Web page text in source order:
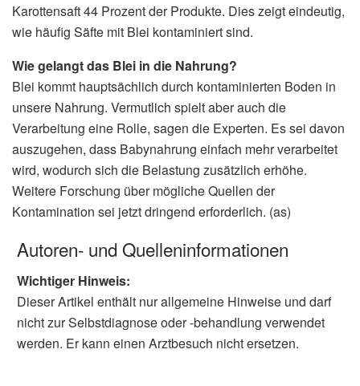
Karottensaft 44 Prozent der Produkte. Dies zeigt eindeutig,
wie häufig Säfte mit Blei kontaminiert sind.
Wie gelangt das Blei in die Nahrung?
Blei kommt hauptsächlich durch kontaminierten Boden in
unsere Nahrung. Vermutlich spielt aber auch die
Verarbeitung eine Rolle, sagen die Experten. Es sei davon
auszugehen, dass Babynahrung einfach mehr verarbeitet
wird, wodurch sich die Belastung zusätzlich erhöhe.
Weitere Forschung über mögliche Quellen der
Kontamination sei jetzt dringend erforderlich. (as)
Autoren- und Quelleninformationen
Wichtiger Hinweis:
Dieser Artikel enthält nur allgemeine Hinweise und darf
nicht zur Selbstdiagnose oder -behandlung verwendet
werden. Er kann einen Arztbesuch nicht ersetzen.